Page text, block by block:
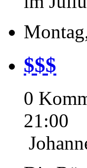
$$$
0
21:00